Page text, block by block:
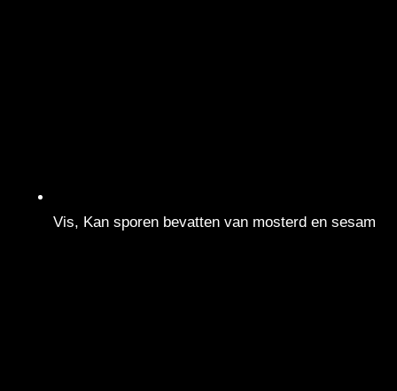
Vis, Kan sporen bevatten van mosterd en sesam